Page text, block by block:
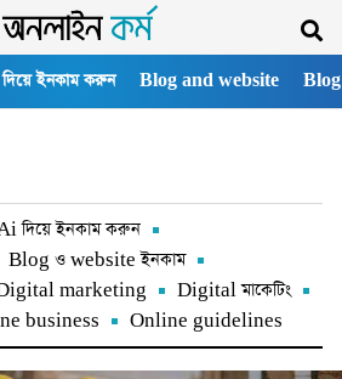
ইনকাম করুন Blog and website
দিয়ে ইনকাম করুন
Blog ও website ইনকাম
marketing
Digital মাকেটিং
business Online guidelines